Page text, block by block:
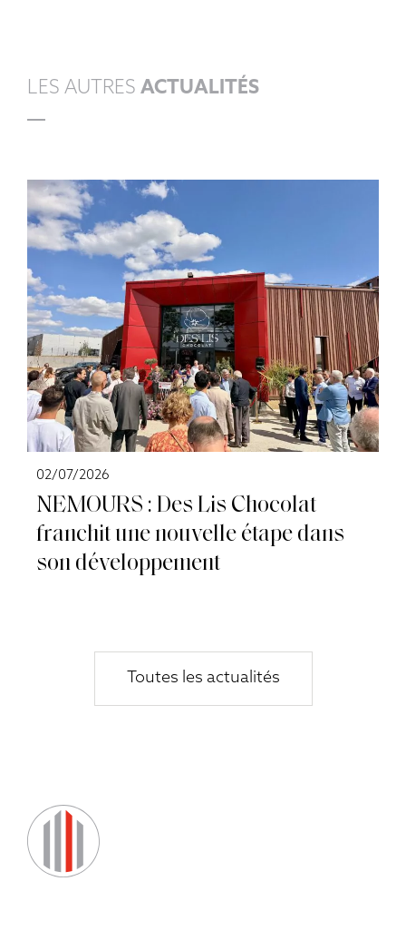
LES AUTRES ACTUALITÉS
02/07/2026
NEMOURS : Des Lis Chocolat
franchit une nouvelle étape dans
son développement
Toutes les actualités